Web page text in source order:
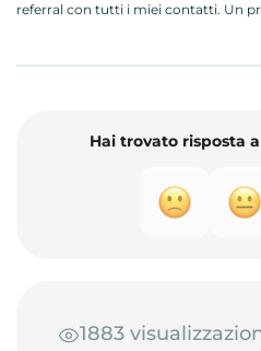
referral con tutti i miei contatti. Un
Hai trovato risposta
1883